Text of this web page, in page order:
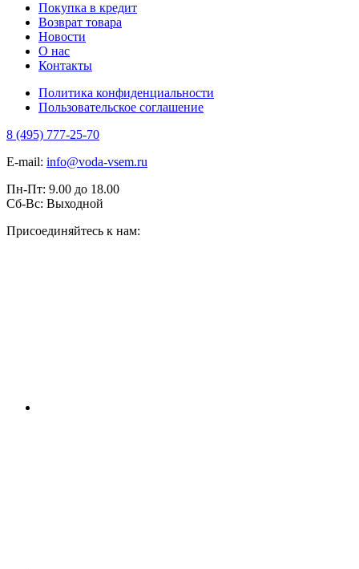
Покупка в кредит
Возврат товара
Новости
О нас
Контакты
Политика конфиденциальности
Пользовательское соглашение
8 (495) 777-25-70
E-mail: info@voda-vsem.ru
Пн-Пт: 9.00 до 18.00
Сб-Вс: Выходной
Присоединяйтесь к нам: